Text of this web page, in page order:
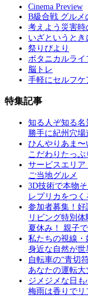
Cinema Preview
B級合戦 グルメ
考えよう災害時
いざというと
祭りびより
ボタニカルライ
脳トレ
手軽にセルフ
特集記事
知る人ぞ知る名
勝手に紀州穴場
ひんやりあま〜
こだわりたっぷ
サービスエリ
ご当地グルメ
3D技術で本物そ
レプリカをつ
参加者募集！好
リビング特別体
夏休み！ 親子
私たちの視線・
身近な自然が世
自転車の“青切
あなたの運転大
ジメジメな日も
梅雨は香りでリ